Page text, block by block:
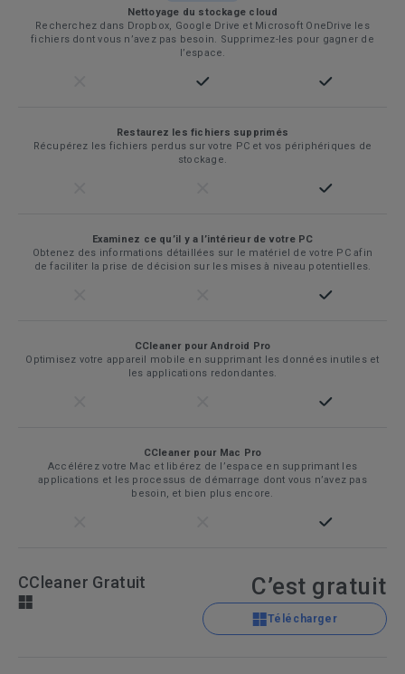
Nettoyage du stockage cloud
Recherchez dans Dropbox, Google Drive et Microsoft OneDrive les
fichiers dont vous n’avez pas besoin. Supprimez-les pour gagner de
l’espace.
Restaurez les fichiers supprimés
Récupérez les fichiers perdus sur votre PC et vos périphériques de
stockage.
Examinez ce qu’il y a l’intérieur de votre PC
Obtenez des informations détaillées sur le matériel de votre PC afin
de faciliter la prise de décision sur les mises à niveau potentielles.
CCleaner pour Android Pro
Optimisez votre appareil mobile en supprimant les données inutiles et
les applications redondantes.
CCleaner pour Mac Pro
Accélérez votre Mac et libérez de l’espace en supprimant les
applications et les processus de démarrage dont vous n’avez pas
besoin, et bien plus encore.
CCleaner Gratuit C’est gratuit
Télécharger